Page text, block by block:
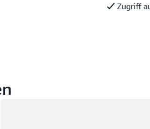
Zugriff